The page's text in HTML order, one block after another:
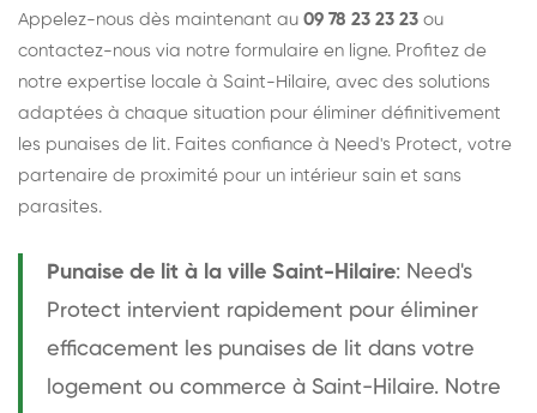
Appelez-nous dès maintenant au 09 78 23 23 23 ou
contactez-nous via notre formulaire en ligne. Profitez de
notre expertise locale à Saint-Hilaire, avec des solutions
adaptées à chaque situation pour éliminer définitivement
les punaises de lit. Faites confiance à Need's Protect, votre
partenaire de proximité pour un intérieur sain et sans
parasites.
Punaise de lit à la ville Saint-Hilaire: Need's
Protect intervient rapidement pour éliminer
efficacement les punaises de lit dans votre
logement ou commerce à Saint-Hilaire. Notre